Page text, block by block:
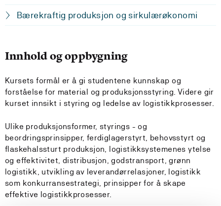
Bærekraftig produksjon og sirkulærøkonomi
Innhold og oppbygning
Kursets formål er å gi studentene kunnskap og
forståelse for material og produksjonsstyring. Videre gir
kurset innsikt i styring og ledelse av logistikkprosesser.
Ulike produksjonsformer, styrings - og
beordringsprinsipper, ferdiglagerstyrt, behovsstyrt og
flaskehalssturt produksjon, logistikksystemenes ytelse
og effektivitet, distribusjon, godstransport, grønn
logistikk, utvikling av leverandørrelasjoner, logistikk
som konkurransestrategi, prinsipper for å skape
effektive logistikkprosesser.